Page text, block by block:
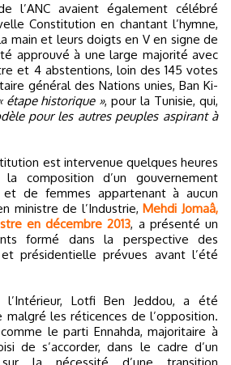
l’ANC avaient également célébré
Constitution en chantant l’hymne,
main et leurs doigts en V en signe de
approuvé à une large majorité avec
et 4 abstentions, loin des 145 votes
général des Nations unies, Ban Ki-
étape historique », pour la Tunisie, qui,
pour les autres peuples aspirant à
est intervenue quelques heures
composition d’un gouvernement
et de femmes appartenant à aucun
ministre de l’Industrie,Mehdi Jomaâ,
en décembre 2013, a présenté un
formé dans la perspective des
présidentielle prévues avant l’été
Lotfi Ben Jeddou, a été
malgré les réticences de l’opposition.
le parti Ennahda, majoritaire à
de s’accorder, dans le cadre d’un